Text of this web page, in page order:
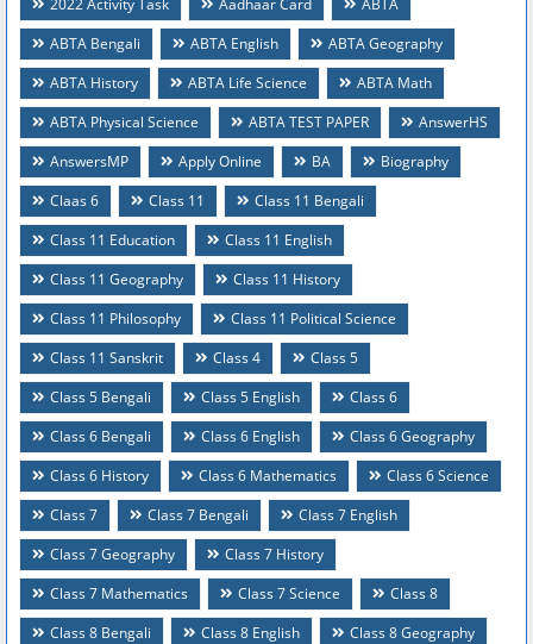
ABTA Bengali
ABTA English
ABTA Geography
ABTA History
ABTA Life Science
ABTA Math
ABTA Physical Science
ABTA TEST PAPER
AnswerHS
AnswersMP
Apply Online BA
Biography
Claas 6
Class 11
Class 11 Bengali
Class 11 Education
Class 11 English
Class 11 Geography
Class 11 History
Class 11 Philosophy
Class 11 Political Science
Class 11 Sanskrit
Class 4
Class 5
Class 5 Bengali
Class 5 English
Class 6
Class 6 Bengali
Class 6 English
Class 6 Geography
Class 6 History
Class 6 Mathematics
Class 6 Science
Class 7
Class 7 Bengali
Class 7 English
Class 7 Geography
Class 7 History
Class 7 Mathematics
Class 7 Science
Class 8
Class 8 Bengali
Class 8 English
Class 8 Geography